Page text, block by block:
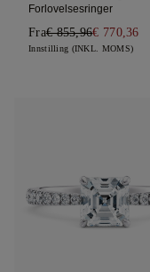
Forlovelsesringer
Fra€ 855,96€ 770,36
Innstilling (INKL. MOMS)